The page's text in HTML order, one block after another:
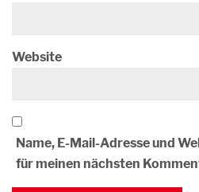
Website
Name, E-Mail-Adresse und
für meinen nächsten